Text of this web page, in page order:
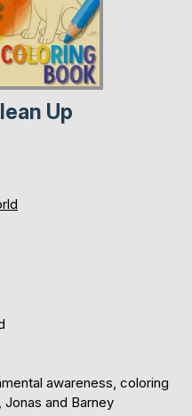
Up
awareness, coloring
and Barney